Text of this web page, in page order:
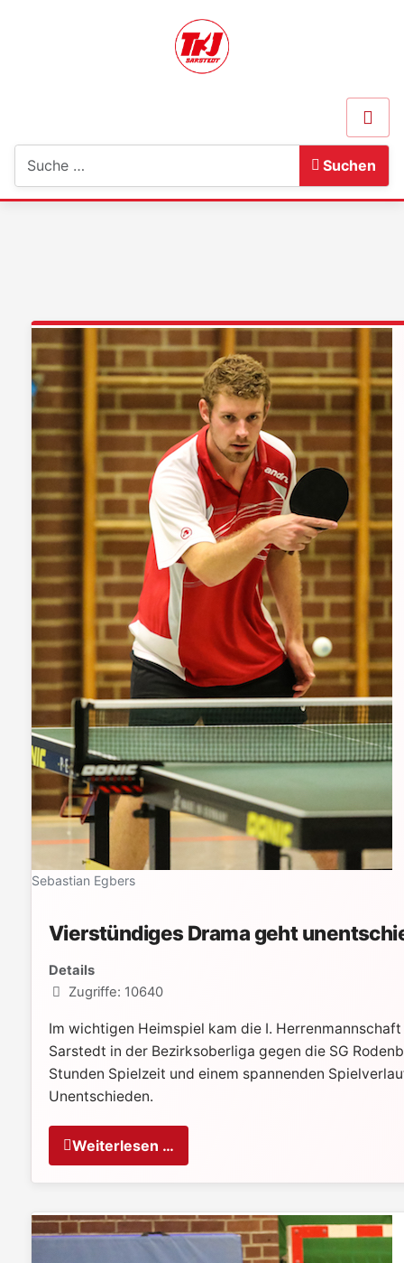
Suchen
Sebastian Egbers
Vierstündiges Drama geht
Details
Zugriffe: 10640
Im wichtigen Heimspiel kam die I. Herrenmannschaft
Sarstedt in der Bezirksoberliga gegen die SG
Stunden Spielzeit und einem spannenden
Unentschieden.
Weiterlesen …